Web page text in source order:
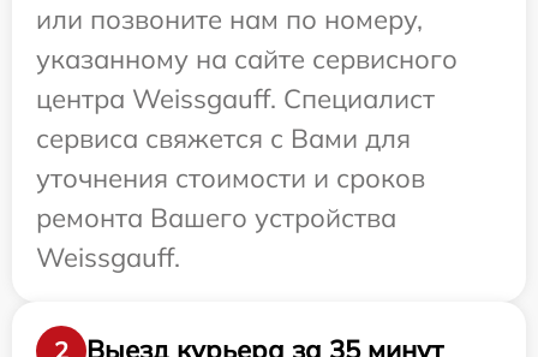
или позвоните нам по номеру,
указанному на сайте сервисного
центра Weissgauff. Специалист
сервиса свяжется с Вами для
уточнения стоимости и сроков
ремонта Вашего устройства
Weissgauff.
2